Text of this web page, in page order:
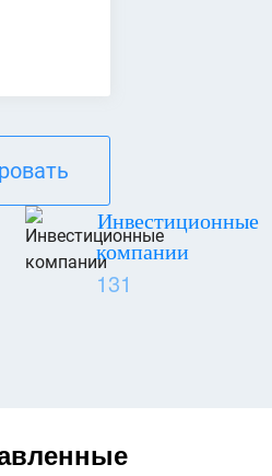
Инвестиционные
компании
131